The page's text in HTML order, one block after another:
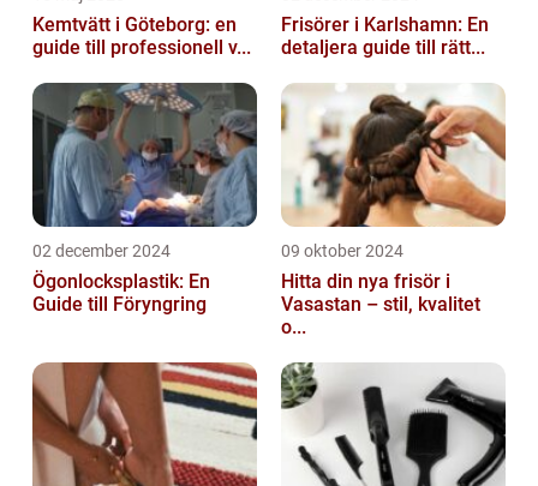
Kemtvätt i Göteborg: en
guide till professionell v...
Frisörer i Karlshamn: En
detaljera guide till rätt...
02 december 2024
Ögonlocksplastik: En
Guide till Föryngring
09 oktober 2024
Hitta din nya frisör i
Vasastan – stil, kvalitet
o...